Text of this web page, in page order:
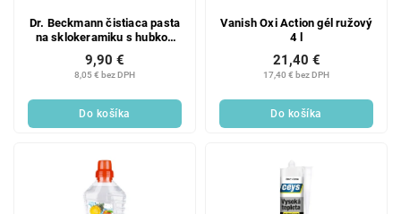
Dr. Beckmann čistiaca pasta
na sklokeramiku s hubkou
250 g
8,05 € bez DPH
9,90 €
Do košíka
Vanish Oxi Action gél ružový
4 l
17,40 € bez DPH
21,40 €
Do košíka